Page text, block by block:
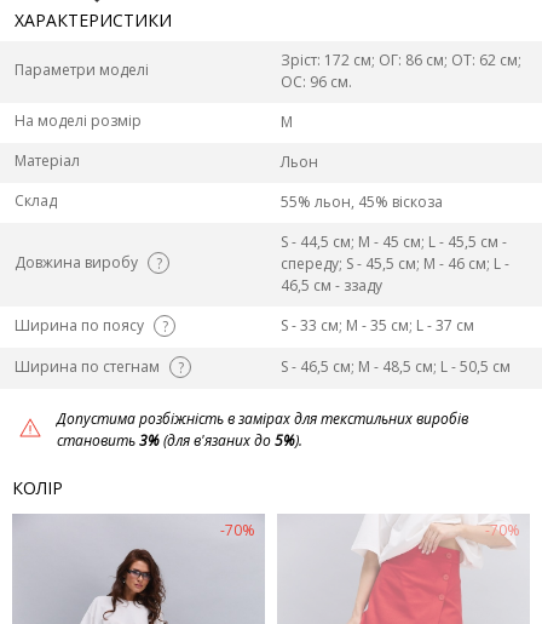
ХАРАКТЕРИСТИКИ
Параметри моделі
Зріст: 172 см; ОГ: 86 см; ОТ: 62 см;
ОС: 96 см.
На моделі розмір
M
Матеріал
Льон
Склад
55% льон, 45% віскоза
Довжина виробу ?
S - 44,5 см; M - 45 см; L - 45,5 см -
спереду; S - 45,5 см; M - 46 см; L -
46,5 см - ззаду
Ширина по поясу
?
S - 33 см; M - 35 см; L - 37 см
Ширина по стегнам
? S - 46,5 см; M - 48,5 см; L - 50,5 см
Допустима розбіжність в замірах для текстильних виробів
становить3%(для в'язаних до5%).
КОЛІР
-70% -70%